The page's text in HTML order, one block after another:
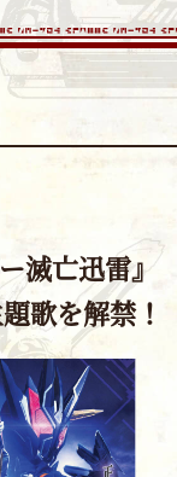
滅亡迅雷』
歌を解禁！